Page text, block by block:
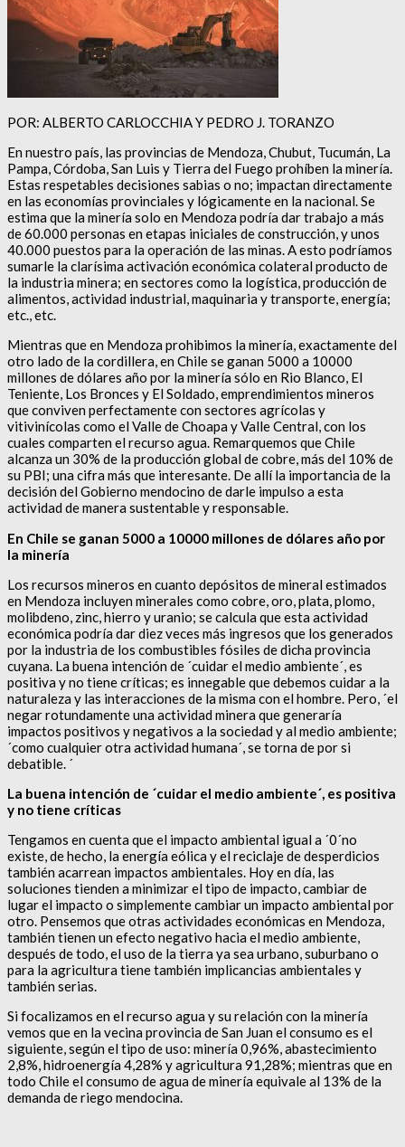
POR: ALBERTO CARLOCCHIA Y PEDRO J. TORANZO
En nuestro país, las provincias de Mendoza, Chubut, Tucumán, La
Pampa, Córdoba, San Luis y Tierra del Fuego prohíben la minería.
Estas respetables decisiones sabias o no; impactan directamente
en las economías provinciales y lógicamente en la nacional. Se
estima que la minería solo en Mendoza podría dar trabajo a más
de 60.000 personas en etapas iniciales de construcción, y unos
40.000 puestos para la operación de las minas. A esto podríamos
sumarle la clarísima activación económica colateral producto de
la industria minera; en sectores como la logística, producción de
alimentos, actividad industrial, maquinaria y transporte, energía;
etc., etc.
Mientras que en Mendoza prohibimos la minería, exactamente del
otro lado de la cordillera, en Chile se ganan 5000 a 10000
millones de dólares año por la minería sólo en Rio Blanco, El
Teniente, Los Bronces y El Soldado, emprendimientos mineros
que conviven perfectamente con sectores agrícolas y
vitivinícolas como el Valle de Choapa y Valle Central, con los
cuales comparten el recurso agua. Remarquemos que Chile
alcanza un 30% de la producción global de cobre, más del 10% de
su PBI; una cifra más que interesante. De allí la importancia de la
decisión del Gobierno mendocino de darle impulso a esta
actividad de manera sustentable y responsable.
En Chile se ganan 5000 a 10000 millones de dólares año por
la minería
Los recursos mineros en cuanto depósitos de mineral estimados
en Mendoza incluyen minerales como cobre, oro, plata, plomo,
molibdeno, zinc, hierro y uranio; se calcula que esta actividad
económica podría dar diez veces más ingresos que los generados
por la industria de los combustibles fósiles de dicha provincia
cuyana. La buena intención de ´cuidar el medio ambiente´, es
positiva y no tiene críticas; es innegable que debemos cuidar a la
naturaleza y las interacciones de la misma con el hombre. Pero, ´el
negar rotundamente una actividad minera que generaría
impactos positivos y negativos a la sociedad y al medio ambiente;
´como cualquier otra actividad humana´, se torna de por si
debatible. ´
La buena intención de ´cuidar el medio ambiente´, es positiva
y no tiene críticas
Tengamos en cuenta que el impacto ambiental igual a ´0´no
existe, de hecho, la energía eólica y el reciclaje de desperdicios
también acarrean impactos ambientales. Hoy en día, las
soluciones tienden a minimizar el tipo de impacto, cambiar de
lugar el impacto o simplemente cambiar un impacto ambiental por
otro. Pensemos que otras actividades económicas en Mendoza,
también tienen un efecto negativo hacia el medio ambiente,
después de todo, el uso de la tierra ya sea urbano, suburbano o
para la agricultura tiene también implicancias ambientales y
también serias.
Si focalizamos en el recurso agua y su relación con la minería
vemos que en la vecina provincia de San Juan el consumo es el
siguiente, según el tipo de uso: minería 0,96%, abastecimiento
2,8%, hidroenergía 4,28% y agricultura 91,28%; mientras que en
todo Chile el consumo de agua de minería equivale al 13% de la
demanda de riego mendocina.